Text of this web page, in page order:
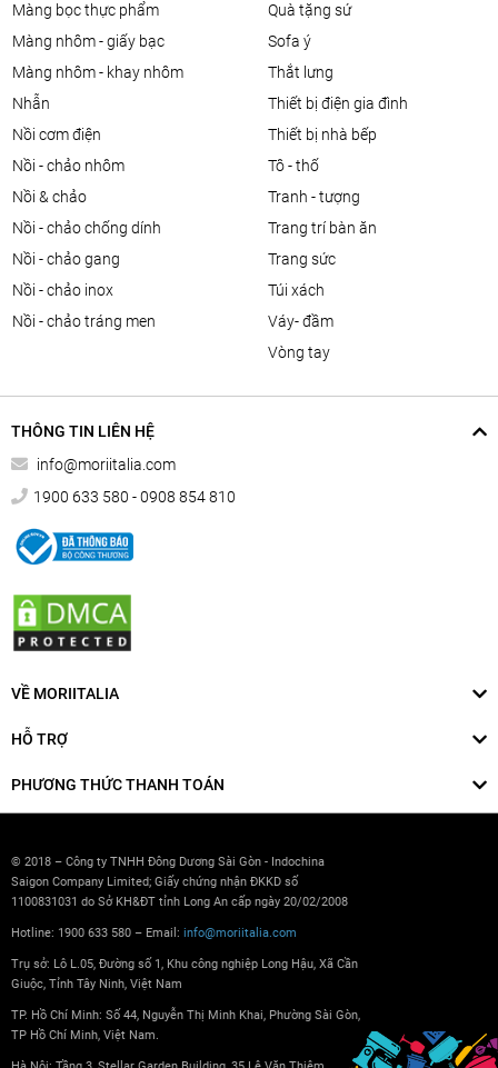
màng bọc thực phẩm
màng nhôm - giấy bạc
màng nhôm - khay nhôm
nhẫn
nồi cơm điện
nồi - chảo nhôm
nồi & chảo
nồi - chảo chống dính
nồi - chảo gang
nồi - chảo inox
nồi - chảo tráng men
quà tặng sứ
sofa ý
thắt lưng
thiết bị điện gia đình
thiết bị nhà bếp
tô - thố
tranh - tượng
trang trí bàn ăn
trang sức
túi xách
váy- đầm
vòng tay
THÔNG TIN LIÊN HỆ
info@moriitalia.com
1900 633 580 - 0908 854 810
VỀ MORIITALIA
HỖ TRỢ
PHƯƠNG THỨC THANH TOÁN
© 2018 – Công ty TNHH Đông Dương Sài Gòn - Indochina
Saigon Company Limited; Giấy chứng nhận ĐKKD số
1100831031 do Sở KH&ĐT tỉnh Long An cấp ngày 20/02/2008
Hotline: 1900 633 580 – Email: info@moriitalia.com
Trụ sở: Lô L.05, Đường số 1, Khu công nghiệp Long Hậu, Xã Cần
Giuộc, Tỉnh Tây Ninh, Việt Nam
TP. Hồ Chí Minh: Số 44, Nguyễn Thị Minh Khai, Phường Sài Gòn,
TP Hồ Chí Minh, Việt Nam.